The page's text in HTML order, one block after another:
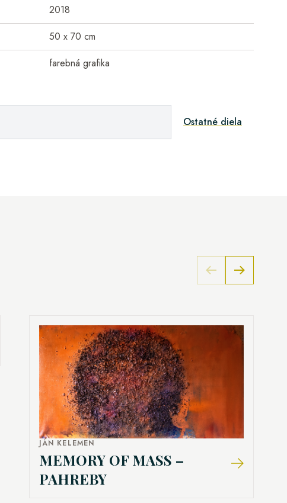
2018
50 x 70 cm
farebná grafika
Ostatné diela
JÁN KELEMEN
MEMORY OF MASS –
PAHREBY